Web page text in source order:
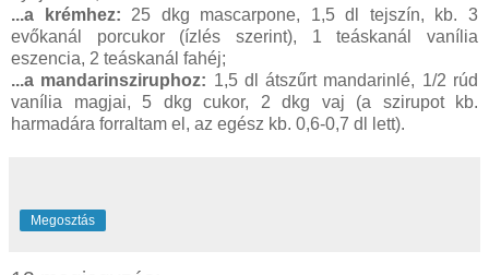
...a krémhez: 25 dkg mascarpone, 1,5 dl tejszín, kb. 3
evőkanál porcukor (ízlés szerint), 1 teáskanál vanília
eszencia, 2 teáskanál fahéj;
...a mandarinsziruphoz: 1,5 dl átszűrt mandarinlé, 1/2 rúd
vanília magjai, 5 dkg cukor, 2 dkg vaj (a szirupot kb.
harmadára forraltam el, az egész kb. 0,6-0,7 dl lett).
Megosztás